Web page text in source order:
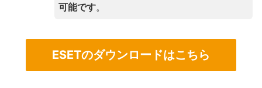
可能です。
ESETのダウンロードはこちら